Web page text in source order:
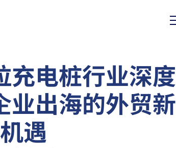
充电桩行业深度
业出海的外贸新
机遇